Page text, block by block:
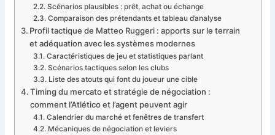
Scénarios plausibles : prêt, achat ou échange
Comparaison des prétendants et tableau d’analyse
Profil tactique de Matteo Ruggeri : apports sur le terrain
et adéquation avec les systèmes modernes
Caractéristiques de jeu et statistiques parlant
Scénarios tactiques selon les clubs
Liste des atouts qui font du joueur une cible
Timing du mercato et stratégie de négociation :
comment l’Atlético et l’agent peuvent agir
Calendrier du marché et fenêtres de transfert
Mécaniques de négociation et leviers